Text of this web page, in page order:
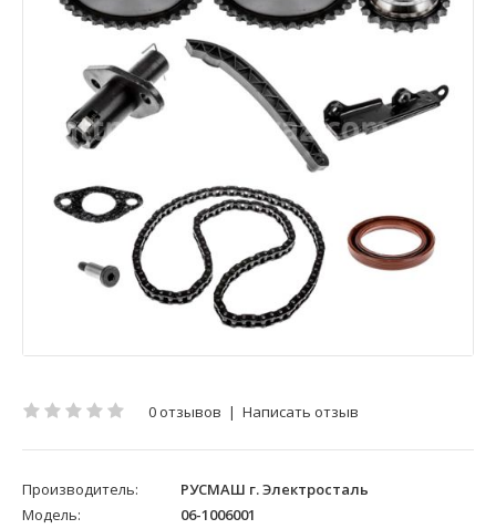
0 отзывов | Написать отзыв
Производитель:
РУСМАШ г. Электросталь
Модель:
06-1006001